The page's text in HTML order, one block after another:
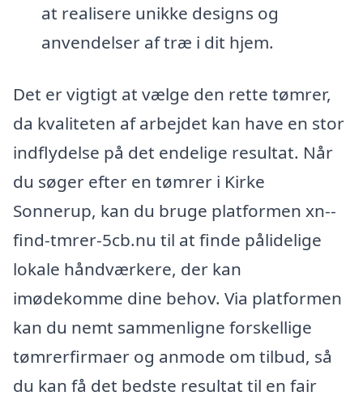
at realisere unikke designs og
anvendelser af træ i dit hjem.
Det er vigtigt at vælge den rette tømrer,
da kvaliteten af arbejdet kan have en stor
indflydelse på det endelige resultat. Når
du søger efter en tømrer i Kirke
Sonnerup, kan du bruge platformen xn--
find-tmrer-5cb.nu til at finde pålidelige
lokale håndværkere, der kan
imødekomme dine behov. Via platformen
kan du nemt sammenligne forskellige
tømrerfirmaer og anmode om tilbud, så
du kan få det bedste resultat til en fair